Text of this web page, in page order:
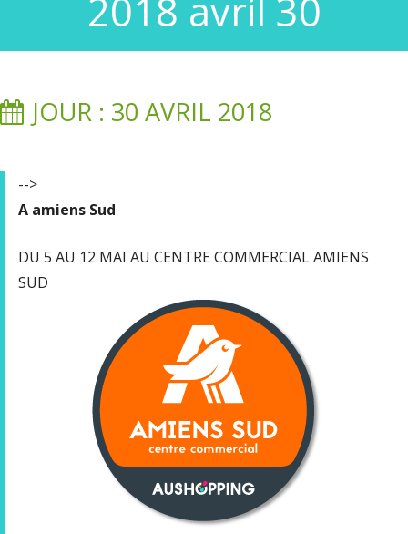
2018 avril 30
JOUR : 30 AVRIL 2018
-->
A amiens Sud
DU 5 AU 12 MAI AU CENTRE COMMERCIAL AMIENS
SUD